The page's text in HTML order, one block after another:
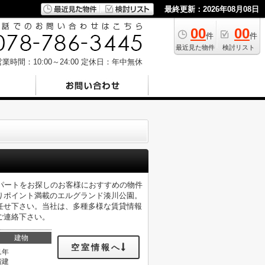
最終更新：2026年08月08日
00件
最近見た物件
00件
検討リスト
業時間：10:00～24:00 定休日：年中無休
トをお探しのお客様におすすめの物件
イント満載のエルグランド湊川公園。
下さい。当社は、多種多様な賃貸情報
絡下さい。
建物
年
建
空室情報へ